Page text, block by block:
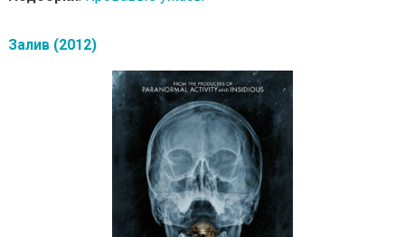
Залив (2012)